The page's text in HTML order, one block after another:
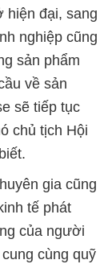
hiện đại, sang
nghiệp cũng
sản phẩm
về sản
sẽ tiếp tục
chủ tịch Hội
gia cũng
tế phát
của người
cùng quỹ